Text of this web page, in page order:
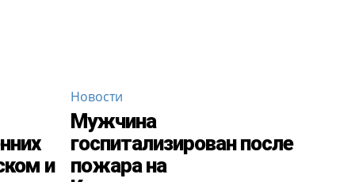
и
Новости
Мужчина
госпитализирован после
пожара на